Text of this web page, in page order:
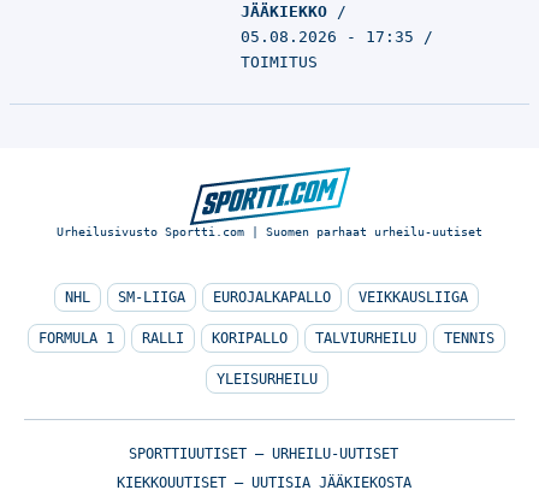
JÄÄKIEKKO
05.08.2026 - 17:35
TOIMITUS
Urheilusivusto Sportti.com | Suomen parhaat urheilu-uutiset
NHL SM-LIIGA EUROJALKAPALLO VEIKKAUSLIIGA
FORMULA 1 RALLI KORIPALLO TALVIURHEILU TENNIS
YLEISURHEILU
SPORTTIUUTISET – URHEILU-UUTISET
KIEKKOUUTISET – UUTISIA JÄÄKIEKOSTA